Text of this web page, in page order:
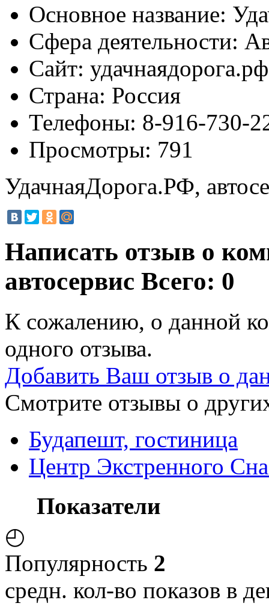
Основное название:
Сфера деятельности:
Сайт: удачнаядорога.рф
Страна: Россия
Телефоны: 8-916-730-
Просмотры: 791
УдачнаяДорога.РФ,
Написать отзыв о
автосервис Всего: 0
К сожалению, о данной
одного отзыва.
Добавить Ваш отзыв о
Смотрите отзывы о
Будапешт, гостиница
Центр Экстренного
Показатели
◴
Популярность 2
средн. кол-во показов в